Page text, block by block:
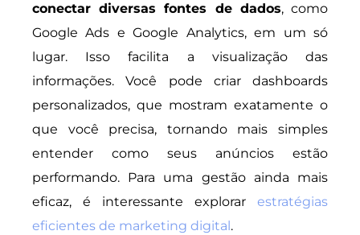
conectar diversas fontes de dados, como
Google Ads e Google Analytics, em um só
lugar. Isso facilita a visualização das
informações. Você pode criar dashboards
personalizados, que mostram exatamente o
que você precisa, tornando mais simples
entender como seus anúncios estão
performando. Para uma gestão ainda mais
eficaz, é interessante explorar estratégias
eficientes de marketing digital .